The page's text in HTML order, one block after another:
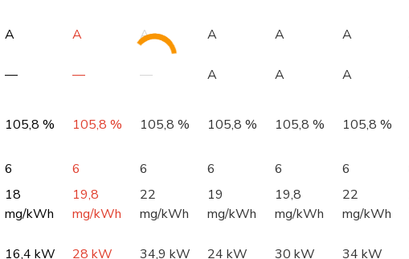
A A A A A A
— — — A A A
105,8 % 105,8 % 105,8 % 105,8 % 105,8 % 105,8 %
6 6 6 6 6 6
18
mg/kWh
19,8
mg/kWh
22
mg/kWh
19
mg/kWh
19,8
mg/kWh
22
mg/kWh
16,4 kW 28 kW 34,9 kW 24 kW 30 kW 34 kW